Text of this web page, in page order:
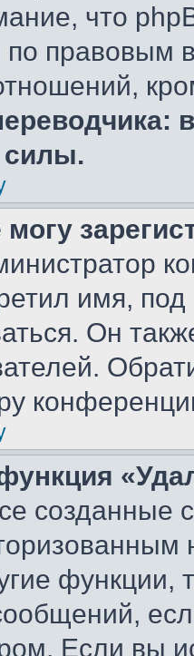
что
правовым
силы.
имя,
Он
созданные
функции,
Если вы